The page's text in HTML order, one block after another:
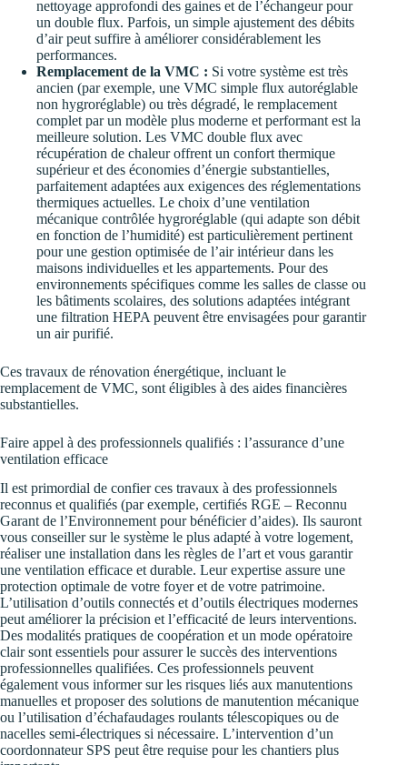
nettoyage approfondi des gaines et de l’échangeur pour
un double flux. Parfois, un simple ajustement des débits
d’air peut suffire à améliorer considérablement les
performances.
Remplacement de la VMC : Si votre système est très
ancien (par exemple, une VMC simple flux autoréglable
non hygroréglable) ou très dégradé, le remplacement
complet par un modèle plus moderne et performant est la
meilleure solution. Les VMC double flux avec
récupération de chaleur offrent un confort thermique
supérieur et des économies d’énergie substantielles,
parfaitement adaptées aux exigences des réglementations
thermiques actuelles. Le choix d’une ventilation
mécanique contrôlée hygroréglable (qui adapte son débit
en fonction de l’humidité) est particulièrement pertinent
pour une gestion optimisée de l’air intérieur dans les
maisons individuelles et les appartements. Pour des
environnements spécifiques comme les salles de classe ou
les bâtiments scolaires, des solutions adaptées intégrant
une filtration HEPA peuvent être envisagées pour garantir
un air purifié.
Ces travaux de rénovation énergétique, incluant le
remplacement de VMC, sont éligibles à des aides financières
substantielles.
Faire appel à des professionnels qualifiés : l’assurance d’une
ventilation efficace
Il est primordial de confier ces travaux à des professionnels
reconnus et qualifiés (par exemple, certifiés RGE – Reconnu
Garant de l’Environnement pour bénéficier d’aides). Ils sauront
vous conseiller sur le système le plus adapté à votre logement,
réaliser une installation dans les règles de l’art et vous garantir
une ventilation efficace et durable. Leur expertise assure une
protection optimale de votre foyer et de votre patrimoine.
L’utilisation d’outils connectés et d’outils électriques modernes
peut améliorer la précision et l’efficacité de leurs interventions.
Des modalités pratiques de coopération et un mode opératoire
clair sont essentiels pour assurer le succès des interventions
professionnelles qualifiées. Ces professionnels peuvent
également vous informer sur les risques liés aux manutentions
manuelles et proposer des solutions de manutention mécanique
ou l’utilisation d’échafaudages roulants télescopiques ou de
nacelles semi-électriques si nécessaire. L’intervention d’un
coordonnateur SPS peut être requise pour les chantiers plus